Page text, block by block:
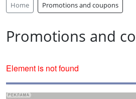
Home Promotions and coupons
Promotions and
Element is not found